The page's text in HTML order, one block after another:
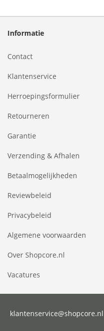
Informatie
Contact
Klantenservice
Herroepingsformulier
Retourneren
Garantie
Verzending & Afhalen
Betaalmogelijkheden
Reviewbeleid
Privacybeleid
Algemene voorwaarden
Over Shopcore.nl
Vacatures
klantenservice@shopcore.nl